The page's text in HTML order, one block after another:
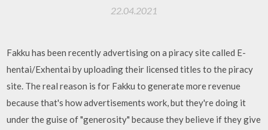
22.04.2021
Fakku has been recently advertising on a piracy site called E-
hentai/Exhentai by uploading their licensed titles to the piracy
site. The real reason is for Fakku to generate more revenue
because that's how advertisements work, but they're doing it
under the guise of "generosity" because they believe if they give